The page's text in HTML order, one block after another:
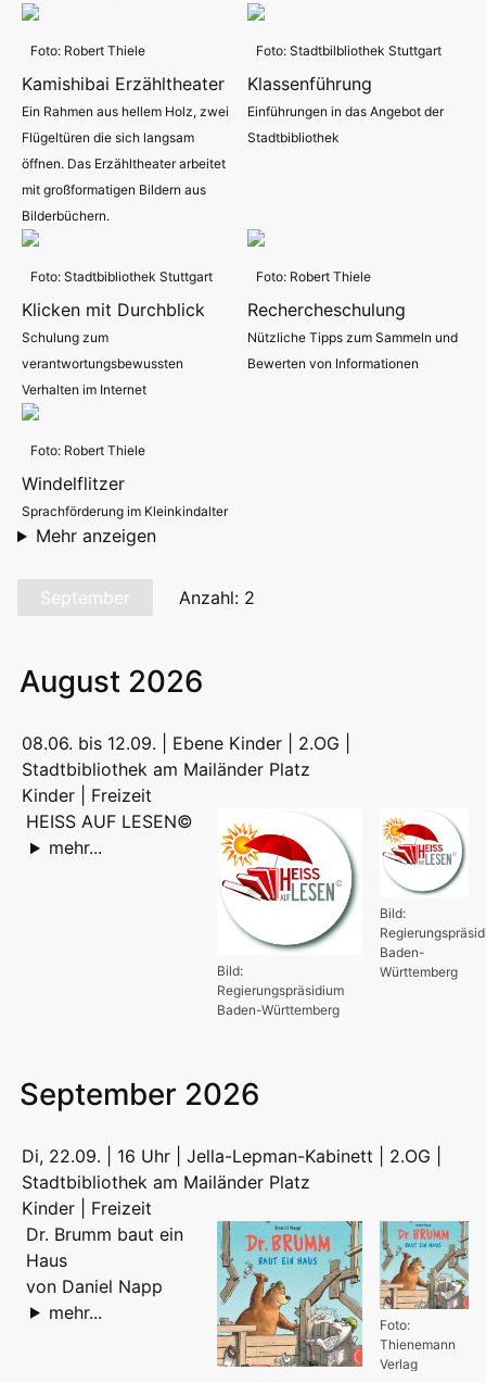
Foto: Robert Thiele
Kamishibai Erzähltheater
Ein Rahmen aus hellem Holz, zwei
Flügeltüren die sich langsam
öffnen. Das Erzähltheater arbeitet
mit großformatigen Bildern aus
Bilderbüchern.
Foto: Stadtbilbliothek Stuttgart
Klassenführung
Einführungen in das Angebot der
Stadtbibliothek
Foto: Stadtbibliothek Stuttgart
Klicken mit Durchblick
Schulung zum
verantwortungsbewussten
Verhalten im Internet
Foto: Robert Thiele
Rechercheschulung
Nützliche Tipps zum Sammeln und
Bewerten von Informationen
Foto: Robert Thiele
Windelflitzer
Sprachförderung im Kleinkindalter
Mehr anzeigen
September Anzahl: 2
August 2026
08.06. bis 12.09. | Ebene Kinder | 2.OG |
Stadtbibliothek am Mailänder Platz
Kinder | Freizeit
Bild:
Baden-
Württemberg
Bild:
Regierungspräsidium
Baden-Württemberg
HEISS AUF LESEN©
mehr...
September 2026
Di, 22.09. | 16 Uhr | Jella-Lepman-Kabinett | 2.OG |
Stadtbibliothek am Mailänder Platz
Kinder | Freizeit
Foto:
Thienemann
Verlag
Dr. Brumm baut ein
Haus
von Daniel Napp
mehr...